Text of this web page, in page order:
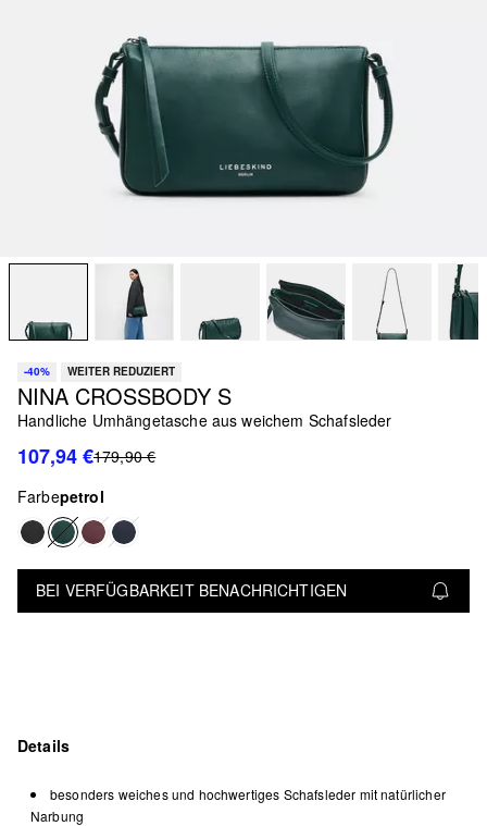
-40% WEITER REDUZIERT
NINA CROSSBODY S
Handliche Umhängetasche aus weichem Schafsleder
107,94 €179,90 €
Farbepetrol
BEI VERFÜGBARKEIT BENACHRICHTIGEN
Details
besonders weiches und hochwertiges Schafsleder mit natürlicher
Narbung